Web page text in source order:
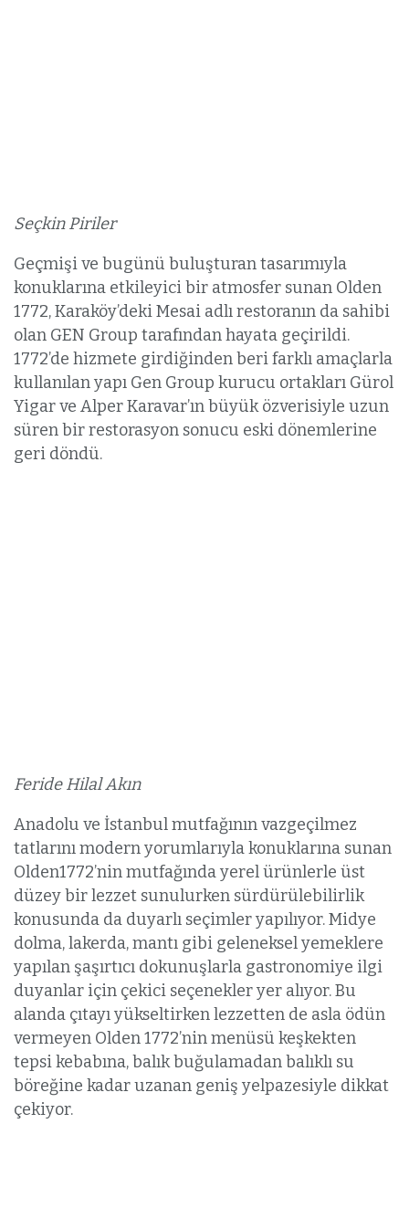
Seçkin Piriler
Geçmişi ve bugünü buluşturan tasarımıyla
konuklarına etkileyici bir atmosfer sunan Olden
1772, Karaköy’deki Mesai adlı restoranın da sahibi
olan GEN Group tarafından hayata geçirildi.
1772’de hizmete girdiğinden beri farklı amaçlarla
kullanılan yapı Gen Group kurucu ortakları Gürol
Yigar ve Alper Karavar’ın büyük özverisiyle uzun
süren bir restorasyon sonucu eski dönemlerine
geri döndü.
Feride Hilal Akın
Anadolu ve İstanbul mutfağının vazgeçilmez
tatlarını modern yorumlarıyla konuklarına sunan
Olden1772’nin mutfağında yerel ürünlerle üst
düzey bir lezzet sunulurken sürdürülebilirlik
konusunda da duyarlı seçimler yapılıyor. Midye
dolma, lakerda, mantı gibi geleneksel yemeklere
yapılan şaşırtıcı dokunuşlarla gastronomiye ilgi
duyanlar için çekici seçenekler yer alıyor. Bu
alanda çıtayı yükseltirken lezzetten de asla ödün
vermeyen Olden 1772’nin menüsü keşkekten
tepsi kebabına, balık buğulamadan balıklı su
böreğine kadar uzanan geniş yelpazesiyle dikkat
çekiyor.